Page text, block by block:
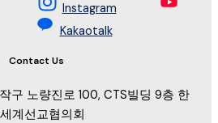
Instagram
Kakaotalk
Contact Us
구 노량진로 100, CTS빌딩 9층 한
계선교협의회